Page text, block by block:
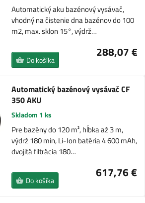
Automatický aku bazénový vysávač,
vhodný na čistenie dna bazénov do 100
m2, max. sklon 15°, výdrž…
288,07 €
Do košíka
Automatický bazénový vysávač CF
350 AKU
Skladom 1 ks
Pre bazény do 120 m², hĺbka až 3 m,
výdrž 180 min, Li-Ion batéria 4 600 mAh,
dvojitá filtrácia 180…
617,76 €
Do košíka